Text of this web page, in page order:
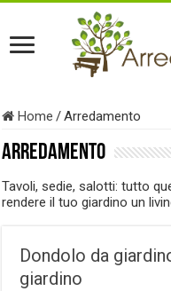
Home /Arredamento
Arredamento
Tavoli, sedie, salotti: tutto
rendere il tuo giardino un
Dondolo da
giardino